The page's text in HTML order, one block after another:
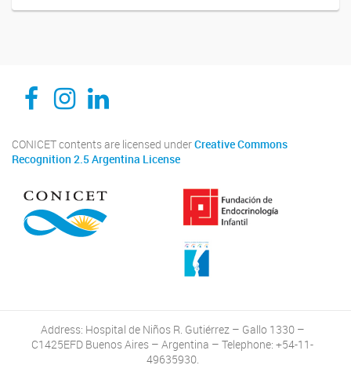
CEDIE, Centro de Investigaciones Endocrinológicas Dr. César Bergadá
CEDIE, Centro de Investigaciones Endocrinológicas Dr. César Bergadá
CEDIE, Centro de Investigaciones Endocrinológicas Dr. César Bergadá
CONICET contents are licensed underCreative Commons
Recognition 2.5 Argentina License
Address: Hospital de Niños R. Gutiérrez – Gallo 1330 –
C1425EFD Buenos Aires – Argentina – Telephone: +54-11-
49635930.